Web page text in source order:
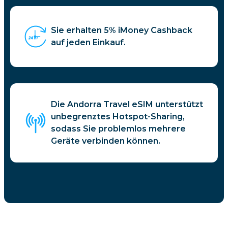
Sie erhalten 5% iMoney Cashback
auf jeden Einkauf.
Die Andorra Travel eSIM unterstützt
unbegrenztes Hotspot-Sharing,
sodass Sie problemlos mehrere
Geräte verbinden können.